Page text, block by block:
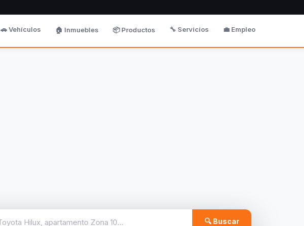
🚗 Vehículos 🏠 Inmuebles 📦 Productos 🔧 Servicios 💼 Empleo
🔍 Buscar